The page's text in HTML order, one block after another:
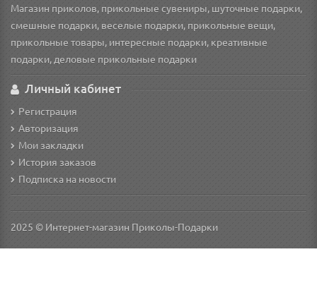
Магазин приколов, прикольные сувениры, шуточные подарки,
смешные подарки, веселые подарки, прикольные вещи,
прикольные товары, интересные подарки, креативные
подарки, деловые прикольные подарки
Личный кабинет
Регистрация
Авторизация
Мои закладки
История заказов
Подписка на новости
2025 © Интернет-магазин Приколы-Подарки